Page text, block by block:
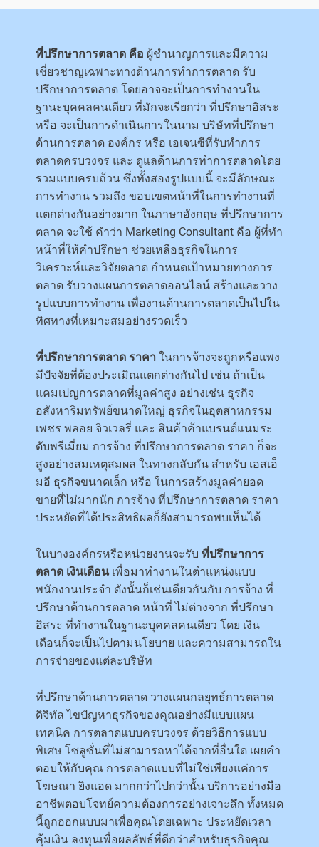
ที่ปรึกษาการตลาด คือ ผู้ชำนาญการและมีความ
เชี่ยวชาญเฉพาะทางด้านการทำการตลาด รับ
ปรึกษาการตลาด โดยอาจจะเป็นการทำงานใน
ฐานะบุคคลคนเดียว ที่มักจะเรียกว่า ที่ปรึกษาอิสระ
หรือ จะเป็นการดำเนินการในนาม บริษัทที่ปรึกษา
ด้านการตลาด องค์กร หรือ เอเจนซีที่รับทําการ
ตลาดครบวงจร และ ดูแลด้านการทำการตลาดโดย
รวมแบบครบถ้วน ซึ่งทั้งสองรูปแบบนี้ จะมีลักษณะ
การทำงาน รวมถึง ขอบเขตหน้าที่ในการทำงานที่
แตกต่างกันอย่างมาก ในภาษาอังกฤษ ที่ปรึกษาการ
ตลาด จะใช้ คำว่า Marketing Consultant คือ ผู้ที่ทำ
หน้าที่ให้คำปรึกษา ช่วยเหลือธุรกิจในการ
วิเคราะห์และวิจัยตลาด กำหนดเป้าหมายทางการ
ตลาด รับวางแผนการตลาดออนไลน์ สร้างและวาง
รูปแบบการทำงาน เพื่องานด้านการตลาดเป็นไปใน
ทิศทางที่เหมาะสมอย่างรวดเร็ว
ที่ปรึกษาการตลาด ราคา ในการจ้างจะถูกหรือแพง
มีปัจจัยที่ต้องประเมิณแตกต่างกันไป เช่น ถ้าเป็น
แคมเปญการตลาดที่มูลค่าสูง อย่างเช่น ธุรกิจ
อสังหาริมทรัพย์ขนาดใหญ่ ธุรกิจในอุตสาหกรรม
เพชร พลอย จิวเวลรี่ และ สินค้าค้าแบรนด์แนมระ
ดับพรีเมี่ยม การจ้าง ที่ปรึกษาการตลาด ราคา ก็จะ
สูงอย่างสมเหตุสมผล ในทางกลับกัน สำหรับ เอสเอ็
มอี ธุรกิจขนาดเล็ก หรือ ในการสร้างมูลค่ายอด
ขายที่ไม่มากนัก การจ้าง ที่ปรึกษาการตลาด ราคา
ประหยัดที่ได้ประสิทธิผลก็ยังสามารถพบเห็นได้
ในบางองค์กรหรือหน่วยงานจะรับ ที่ปรึกษาการ
ตลาด เงินเดือนเพื่อมาทำงานในตำแหน่งแบบ
พนักงานประจำ ดังนั้นก็เช่นเดียวกันกับ การจ้าง ที่
ปรึกษาด้านการตลาด หน้าที่ ไม่ต่างจาก ที่ปรึกษา
อิสระ ที่ทำงานในฐานะบุคคลคนเดียว โดย เงิน
เดือนก็จะเป็นไปตามนโยบาย และความสามารถใน
การจ่ายของแต่ละบริษัท
ที่ปรึกษาด้านการตลาด วางแผนกลยุทธ์การตลาด
ดิจิทัล ไขปัญหาธุรกิจของคุณอย่างมีแบบแผน
เทคนิค การตลาดแบบครบวงจร ด้วยวิธีการแบบ
พิเศษ โซลูซั่นที่ไม่สามารถหาได้จากที่อื่นใด เผยคำ
ตอบให้กับคุณ การตลาดแบบที่ไม่ใช่เพียงแค่การ
โฆษณา ยิงแอด มากกว่าไปกว่านั้น บริการอย่างมือ
อาชีพตอบโจทย์ความต้องการอย่างเจาะลึก ทั้งหมด
นี้ถูกออกแบบมาเพื่อคุณโดยเฉพาะ ประหยัดเวลา
คุ้มเงิน ลงทุนเพื่อผลลัพธ์ที่ดีกว่าสำหรับธุรกิจคุณ